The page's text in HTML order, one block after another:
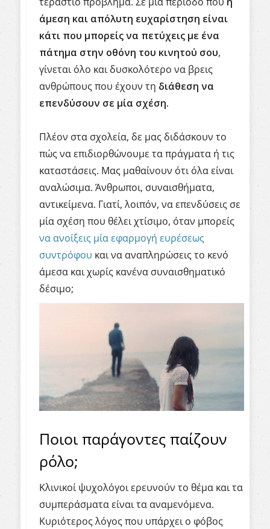
άμεση και απόλυτη ευχαρίστηση είναι
κάτι που μπορείς να πετύχεις με ένα
πάτημα στην οθόνη του κινητού σου,
γίνεται όλο και δυσκολότερο να βρεις
ανθρώπους που έχουν τη διάθεση να
επενδύσουν σε μία σχέση.
Πλέον στα σχολεία, δε μας διδάσκουν το
πώς να επιδιορθώνουμε τα πράγματα ή τις
καταστάσεις. Μας μαθαίνουν ότι όλα είναι
αναλώσιμα. Άνθρωποι, συναισθήματα,
αντικείμενα. Γιατί, λοιπόν, να επενδύσεις σε
μία σχέση που θέλει χτίσιμο, όταν μπορείς
να ανοίξεις μία εφαρμογή ευρέσεως
συντρόφου και να αναπληρώσεις το κενό
άμεσα και χωρίς κανένα συναισθηματικό
δέσιμο;
Ποιοι παράγοντες παίζουν
ρόλο;
Κλινικοί ψυχολόγοι ερευνούν το θέμα και τα
συμπεράσματα είναι τα αναμενόμενα.
Κυριότερος λόγος που υπάρχει ο φόβος